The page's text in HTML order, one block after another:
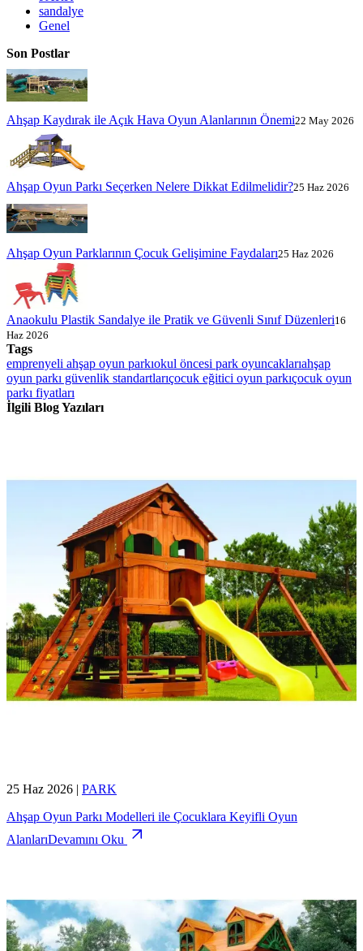
sandalye
Genel
Son Postlar
Ahşap Kaydırak ile Açık Hava Oyun Alanlarının Önemi22 May 2026
Ahşap Oyun Parkı Seçerken Nelere Dikkat Edilmelidir?25 Haz 2026
Ahşap Oyun Parklarının Çocuk Gelişimine Faydaları25 Haz 2026
Anaokulu Plastik Sandalye ile Pratik ve Güvenli Sınıf Düzenleri16
Haz 2026
Tags
emprenyeli ahşap oyun parkıokul öncesi park oyuncaklarıahşap
oyun parkı güvenlik standartlarıçocuk eğitici oyun parkıçocuk oyun
parkı fiyatları
İlgili Blog Yazıları
25 Haz 2026 | PARK
Ahşap Oyun Parkı Modelleri ile Çocuklara Keyifli Oyun
AlanlarıDevamını Oku